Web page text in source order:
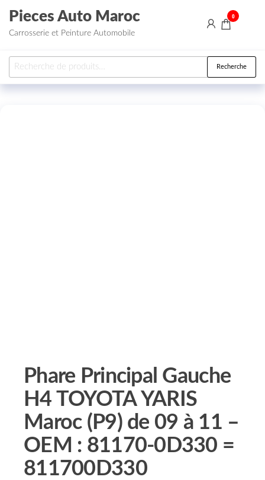
Aller au contenu
Pieces Auto Maroc
Carrosserie et Peinture Automobile
0
Recherche pour : Recherche
Phare Principal Gauche
H4 TOYOTA YARIS
Maroc (P9) de 09 à 11 –
OEM : 81170-0D330 =
811700D330